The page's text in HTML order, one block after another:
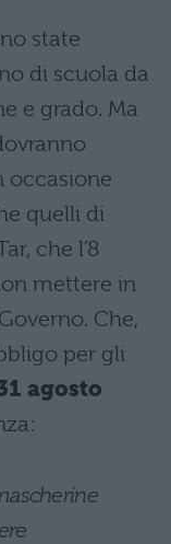
state
di scuola da
e grado. Ma
occasione
quelli di
che l’8
mettere in
Che,
per gli
agosto